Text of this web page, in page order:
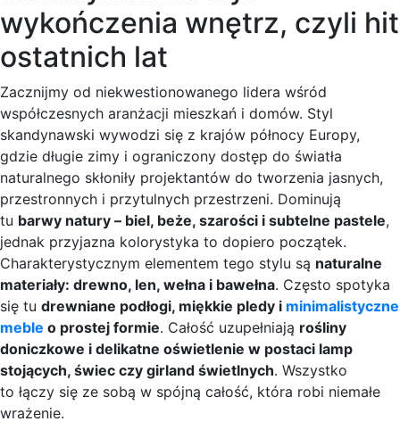
wykończenia wnętrz, czyli hit
ostatnich lat
Zacznijmy od niekwestionowanego lidera wśród
współczesnych aranżacji mieszkań i domów. Styl
skandynawski wywodzi się z krajów północy Europy,
gdzie długie zimy i ograniczony dostęp do światła
naturalnego skłoniły projektantów do tworzenia jasnych,
przestronnych i przytulnych przestrzeni. Dominują
tu barwy natury – biel, beże, szarości i subtelne pastele,
jednak przyjazna kolorystyka to dopiero początek.
Charakterystycznym elementem tego stylu są naturalne
materiały: drewno, len, wełna i bawełna. Często spotyka
się tu drewniane podłogi, miękkie pledy i minimalistyczne
meble o prostej formie. Całość uzupełniają rośliny
doniczkowe i delikatne oświetlenie w postaci lamp
stojących, świec czy girland świetlnych. Wszystko
to łączy się ze sobą w spójną całość, która robi niemałe
wrażenie.